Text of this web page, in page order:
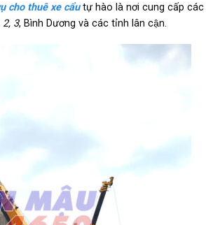
cho thuê xe cẩutự hào là nơi cung cấp các
2, 3, Bình Dương và các tỉnh lân cận.